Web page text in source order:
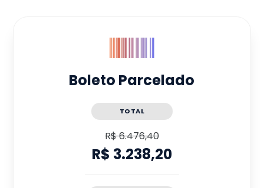
Boleto Parcelado
TOTAL
R$ 6.476,40
R$ 3.238,20